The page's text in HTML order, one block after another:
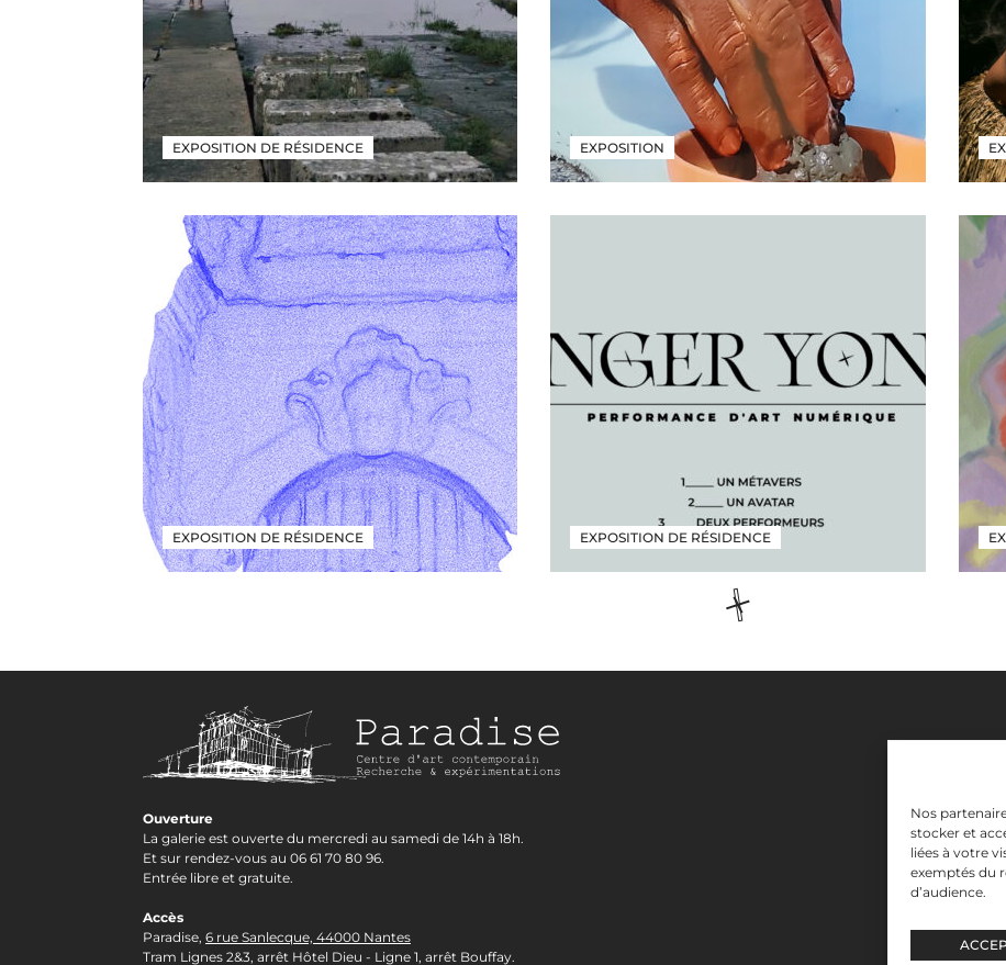
Nos
stocker et
liées à votre
exemptés du
d’audience.
EXPOSITION DE RÉSIDENCE EXPOSITION
EXPOSITION DE RÉSIDENCE EXPOSITION DE RÉSIDENCE
Chargement
cours…
Ouverture
La galerie est ouverte du mercredi au samedi de 14h à 18h.
Et sur rendez-vous au 06 61 70 80 96.
Entrée libre et gratuite.
Accès
Paradise, 6 rue Sanlecque, 44000 Nantes
Tram Lignes 2&3, arrêt Hôtel Dieu - Ligne 1, arrêt Bouffay.